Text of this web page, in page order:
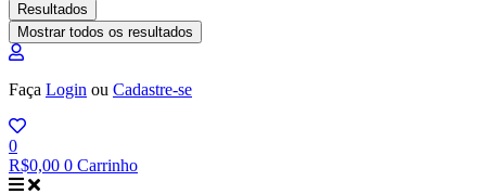
Resultados
Mostrar todos os resultados
Faça Login ou Cadastre-se
0
R$0,00 0 Carrinho